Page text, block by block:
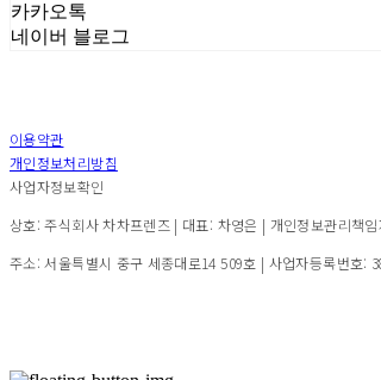
카카오톡
네이버 블로그
이용약관
개인정보처리방침
사업자정보확인
상호: 주식회사 차차프렌즈 | 대표: 차영은 | 개인정보관리
주소: 서울특별시 중구 세종대로14 509호 | 사업자등록번호: